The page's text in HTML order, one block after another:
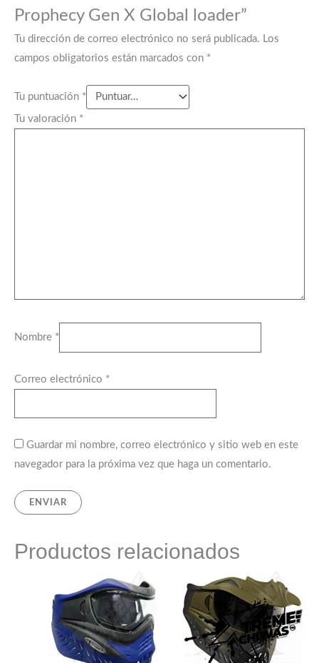
Prophecy Gen X Global loader”
Tu dirección de correo electrónico no será publicada. Los
campos obligatorios están marcados con *
Tu puntuación *
Tu valoración *
Nombre *
Correo electrónico *
Guardar mi nombre, correo electrónico y sitio web en este
navegador para la próxima vez que haga un comentario.
Productos relacionados